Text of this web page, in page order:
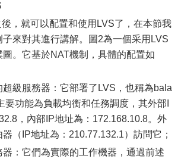
，就可以配置和使用LVS了，在本節我
來對其進行講解。圖2為一個采用LVS
。它基於NAT機制，具體的配置如
級服務器：它部署了LVS，也稱為bala
要功能為負載均衡和任務調度，其外部I
，內部IP地址為：172.168.10.8。外
（IP地址為：210.77.132.1）訪問它；
器：它們為實際的工作機器，通過前述